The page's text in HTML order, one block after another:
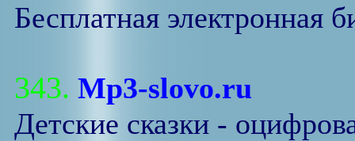
Бесплатная электронная
343. Mp3-slovo.ru
Детские сказки -